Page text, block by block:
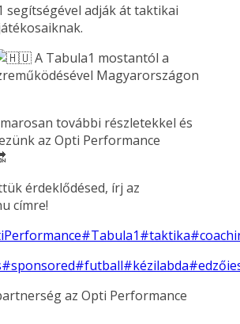
segítségével adják át taktikai
A Tabula1 mostantól a
Magyarországon
további részletekkel és
az Opti Performance
érdeklődésed, írj az
címre!
#Tabula1#taktika
#sponsored#futball#kézilabda
az Opti Performance